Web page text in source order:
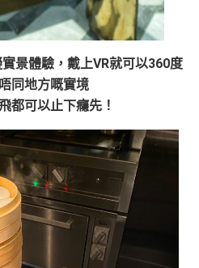
景體驗，戴上VR就可以360度
同地方嘅實境
都可以止下癮先！